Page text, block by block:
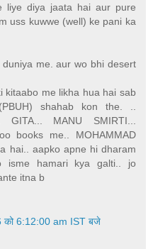
liye diya jaata hai aur pure
uss kuwwe (well) ke pani ka
me. aur wo bhi desert
kitaabo me likha hua hai sab
shahab kon the. ..
GITA... MANU SMIRTI...
books me.. MOHAMMAD
hai.. aapko apne hi dharam
isme hamari kya galti.. jo
itna b
को 6:12:00 am IST बजे